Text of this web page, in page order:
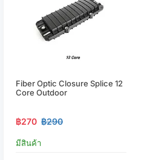
Fiber Optic Closure Splice 12
Core Outdoor
฿270 ฿290
มีสินค้า